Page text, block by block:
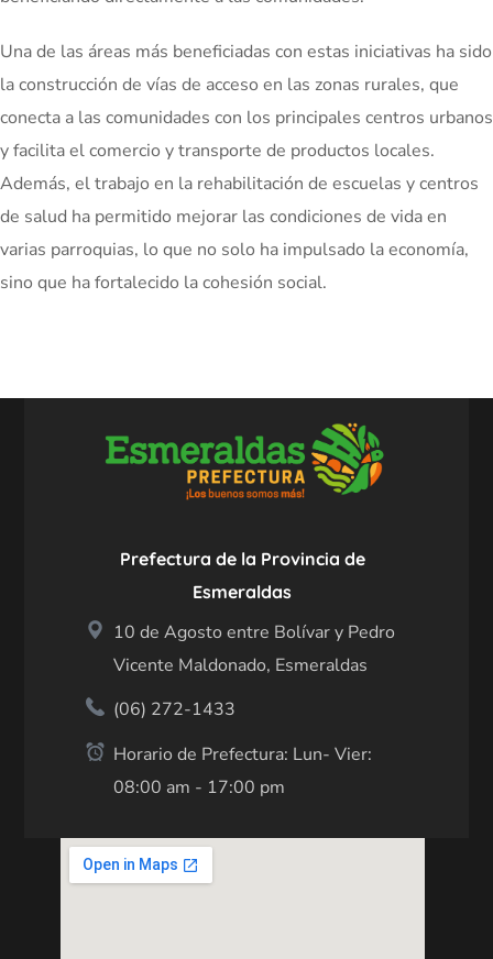
Una de las áreas más beneficiadas con estas iniciativas ha sido
la construcción de vías de acceso en las zonas rurales, que
conecta a las comunidades con los principales centros urbanos
y facilita el comercio y transporte de productos locales.
Además, el trabajo en la rehabilitación de escuelas y centros
de salud ha permitido mejorar las condiciones de vida en
varias parroquias, lo que no solo ha impulsado la economía,
sino que ha fortalecido la cohesión social.
Prefectura de la Provincia de
Esmeraldas
10 de Agosto entre Bolívar y Pedro
Vicente Maldonado, Esmeraldas
(06) 272-1433
Horario de Prefectura: Lun- Vier:
08:00 am - 17:00 pm